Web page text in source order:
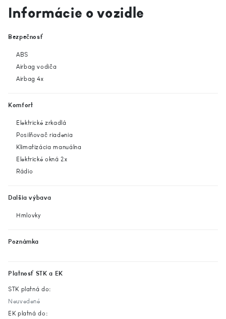
Informácie o vozidle
Bezpečnosť
ABS
Airbag vodiča
Airbag 4x
Komfort
Elektrické zrkadlá
Posilňovač riadenia
Klimatizácia manuálna
Elektrické okná 2x
Rádio
Dalšia výbava
Hmlovky
Poznámka
Platnosť STK a EK
STK platná do:
Neuvedené
EK platná do: